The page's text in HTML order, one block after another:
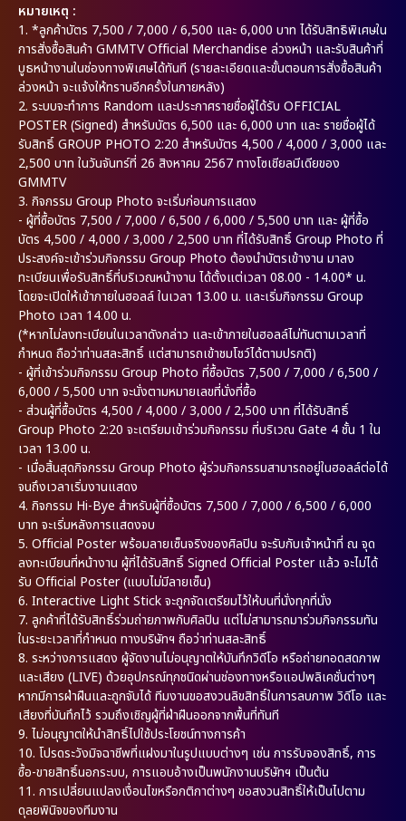
หมายเหตุ :
1. *ลูกค้าบัตร 7,500 / 7,000 / 6,500 และ 6,000 บาท ได้รับสิทธิพิเศษใน
การสั่งซื้อสินค้า GMMTV Official Merchandise ล่วงหน้า และรับสินค้าที่
บูธหน้างานในช่องทางพิเศษได้ทันที (รายละเอียดและขั้นตอนการสั่งซื้อสินค้า
ล่วงหน้า จะแจ้งให้ทราบอีกครั้งในภายหลัง)
2. ระบบจะทำการ Random และประกาศรายชื่อผู้ได้รับ OFFICIAL
POSTER (Signed) สำหรับบัตร 6,500 และ 6,000 บาท และ รายชื่อผู้ได้
รับสิทธิ์ GROUP PHOTO 2:20 สำหรับบัตร 4,500 / 4,000 / 3,000 และ
2,500 บาท ในวันจันทร์ที่ 26 สิงหาคม 2567 ทางโซเชียลมีเดียของ
GMMTV
3. กิจกรรม Group Photo จะเริ่มก่อนการแสดง
- ผู้ที่ซื้อบัตร 7,500 / 7,000 / 6,500 / 6,000 / 5,500 บาท และ ผู้ที่ซื้อ
บัตร 4,500 / 4,000 / 3,000 / 2,500 บาท ที่ได้รับสิทธิ์ Group Photo ที่
ประสงค์จะเข้าร่วมกิจกรรม Group Photo ต้องนำบัตรเข้างาน มาลง
ทะเบียนเพื่อรับสิทธิ์ที่บริเวณหน้างาน ได้ตั้งแต่เวลา 08.00 - 14.00* น.
โดยจะเปิดให้เข้าภายในฮอลล์ ในเวลา 13.00 น. และเริ่มกิจกรรม Group
Photo เวลา 14.00 น.
(*หากไม่ลงทะเบียนในเวลาดังกล่าว และเข้าภายในฮอลล์ไม่ทันตามเวลาที่
กำหนด ถือว่าท่านสละสิทธิ์ แต่สามารถเข้าชมโชว์ได้ตามปรกติ)
- ผู้ที่เข้าร่วมกิจกรรม Group Photo ที่ซื้อบัตร 7,500 / 7,000 / 6,500 /
6,000 / 5,500 บาท จะนั่งตามหมายเลขที่นั่งที่ซื้อ
- ส่วนผู้ที่ซื้อบัตร 4,500 / 4,000 / 3,000 / 2,500 บาท ที่ได้รับสิทธิ์
Group Photo 2:20 จะเตรียมเข้าร่วมกิจกรรม ที่บริเวณ Gate 4 ชั้น 1 ใน
เวลา 13.00 น.
- เมื่อสิ้นสุดกิจกรรม Group Photo ผู้ร่วมกิจกรรมสามารถอยู่ในฮอลล์ต่อได้
จนถึงเวลาเริ่มงานแสดง
4. กิจกรรม Hi-Bye สำหรับผู้ที่ซื้อบัตร 7,500 / 7,000 / 6,500 / 6,000
บาท จะเริ่มหลังการแสดงจบ
5. Official Poster พร้อมลายเซ็นจริงของศิลปิน จะรับกับเจ้าหน้าที่ ณ จุด
ลงทะเบียนที่หน้างาน ผู้ที่ได้รับสิทธิ์ Signed Official Poster แล้ว จะไม่ได้
รับ Official Poster (แบบไม่มีลายเซ็น)
6. Interactive Light Stick จะถูกจัดเตรียมไว้ให้บนที่นั่งทุกที่นั่ง
7. ลูกค้าที่ได้รับสิทธิ์ร่วมถ่ายภาพกับศิลปิน แต่ไม่สามารถมาร่วมกิจกรรมทัน
ในระยะเวลาที่กำหนด ทางบริษัทฯ ถือว่าท่านสละสิทธิ์
8. ระหว่างการแสดง ผู้จัดงานไม่อนุญาตให้บันทึกวิดีโอ หรือถ่ายทอดสดภาพ
และเสียง (LIVE) ด้วยอุปกรณ์ทุกชนิดผ่านช่องทางหรือแอปพลิเคชั่นต่างๆ
หากมีการฝ่าฝืนและถูกจับได้ ทีมงานขอสงวนลิขสิทธิ์ในการลบภาพ วิดีโอ และ
เสียงที่บันทึกไว้ รวมถึงเชิญผู้ที่ฝ่าฝืนออกจากพื้นที่ทันที
9. ไม่อนุญาตให้นำสิทธิ์ไปใช้ประโยชน์ทางการค้า
10. โปรดระวังมิจฉาชีพที่แฝงมาในรูปแบบต่างๆ เช่น การรับจองสิทธิ์, การ
ซื้อ-ขายสิทธิ์นอกระบบ, การแอบอ้างเป็นพนักงานบริษัทฯ เป็นต้น
11. การเปลี่ยนแปลงเงื่อนไขหรือกติกาต่างๆ ขอสงวนสิทธิ์ให้เป็นไปตาม
ดุลยพินิจของทีมงาน